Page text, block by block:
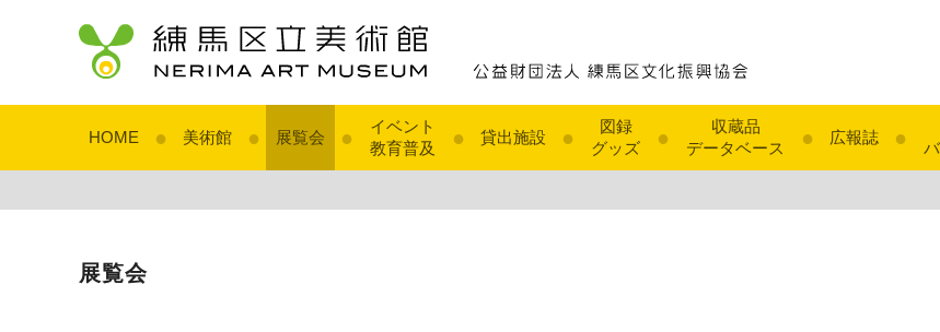
HOME ● 美術館 ● 展覧会 ●
イベント
教育普及
● 貸出施設 ●
図録
グッズ
●
収蔵品
データベース
● 広報誌 ●
展覧会